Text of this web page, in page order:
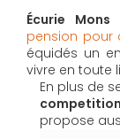
Écurie Mons
pension pour
équidés un
vivre en toute
En plus de
competition
propose